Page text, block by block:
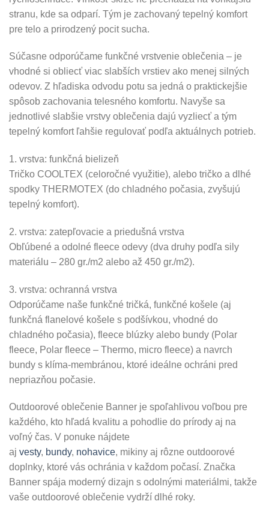
stranu, kde sa odparí. Tým je zachovaný tepelný komfort
pre telo a prirodzený pocit sucha.
Súčasne odporúčame funkčné vrstvenie oblečenia – je
vhodné si obliecť viac slabších vrstiev ako menej silných
odevov. Z hľadiska odvodu potu sa jedná o praktickejšie
spôsob zachovania telesného komfortu. Navyše sa
jednotlivé slabšie vrstvy oblečenia dajú vyzliecť a tým
tepelný komfort ľahšie regulovať podľa aktuálnych potrieb.
1. vrstva: funkčná bielizeň
Tričko COOLTEX (celoročné využitie), alebo tričko a dlhé
spodky THERMOTEX (do chladného počasia, zvyšujú
tepelný komfort).
2. vrstva: zatepľovacie a priedušná vrstva
Obľúbené a odolné fleece odevy (dva druhy podľa sily
materiálu – 280 gr./m2 alebo až 450 gr./m2).
3. vrstva: ochranná vrstva
Odporúčame naše funkčné tričká, funkčné košele (aj
funkčná flanelové košele s podšívkou, vhodné do
chladného počasia), fleece blúzky alebo bundy (Polar
fleece, Polar fleece – Thermo, micro fleece) a navrch
bundy s klíma-membránou, ktoré ideálne ochráni pred
nepriazňou počasie.
Outdoorové oblečenie Banner je spoľahlivou voľbou pre
každého, kto hľadá kvalitu a pohodlie do prírody aj na
voľný čas. V ponuke nájdete
aj vesty, bundy, nohavice, mikiny aj rôzne outdoorové
doplnky, ktoré vás ochránia v každom počasí. Značka
Banner spája moderný dizajn s odolnými materiálmi, takže
vaše outdoorové oblečenie vydrží dlhé roky.